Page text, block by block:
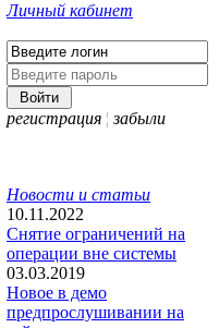
Личный кабинет
регистрация ¦ забыли
Новости и статьи
10.11.2022
Снятие ограничений на
операции вне системы
03.03.2019
Новое в демо
предпрослушивании на